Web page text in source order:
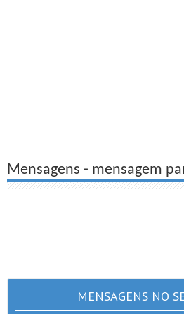
Mensagens - mensagem
MENSAGENS NO